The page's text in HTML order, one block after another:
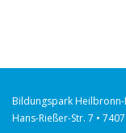
Bildungspark Heilbronn-
Hans-Rießer-Str. 7 •